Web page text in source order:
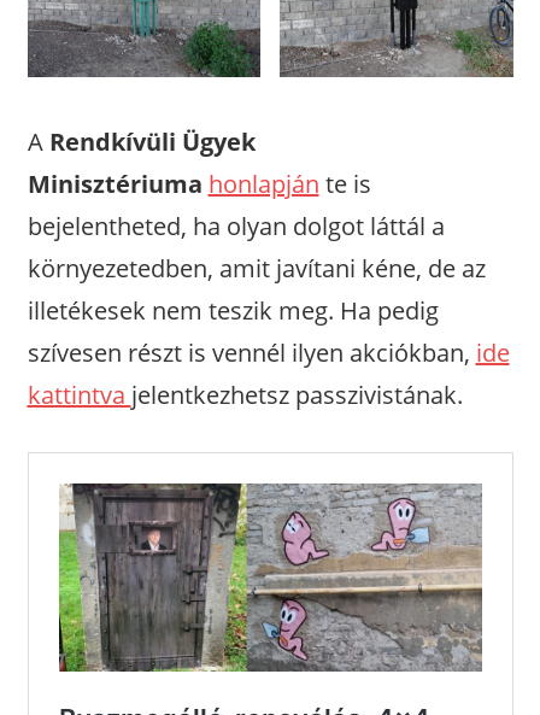
A Rendkívüli Ügyek
Minisztériuma honlapján te is
bejelentheted, ha olyan dolgot láttál a
környezetedben, amit javítani kéne, de az
illetékesek nem teszik meg. Ha pedig
szívesen részt is vennél ilyen akciókban, ide
kattintva jelentkezhetsz passzivistának.